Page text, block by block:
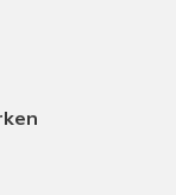
18-12-2025